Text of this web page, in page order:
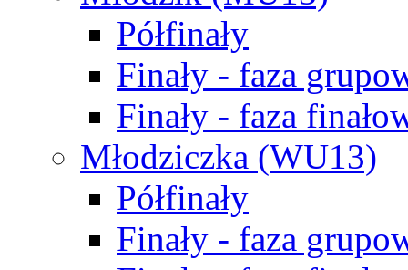
Półfinały
Finały - faza
Finały - faza
Młodziczka (WU13)
Półfinały
Finały - faza